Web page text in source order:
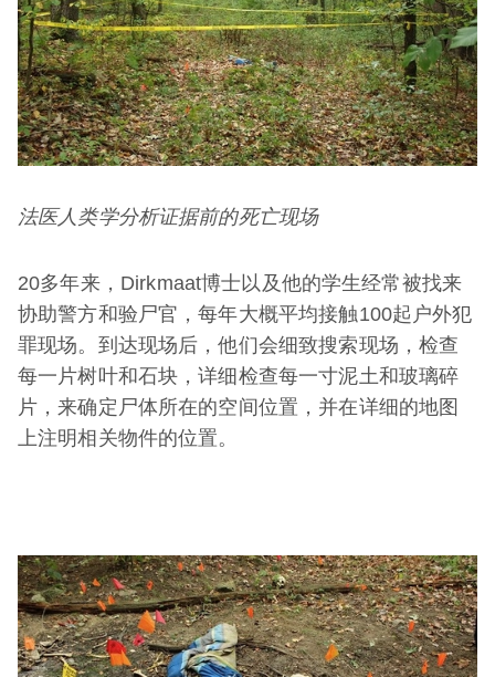
法医人类学分析证据前的死亡现场
20多年来，Dirkmaat博士以及他的学生经常被找来
协助警方和验尸官，每年大概平均接触100起户外犯
罪现场。到达现场后，他们会细致搜索现场，检查
每一片树叶和石块，详细检查每一寸泥土和玻璃碎
片，来确定尸体所在的空间位置，并在详细的地图
上注明相关物件的位置。